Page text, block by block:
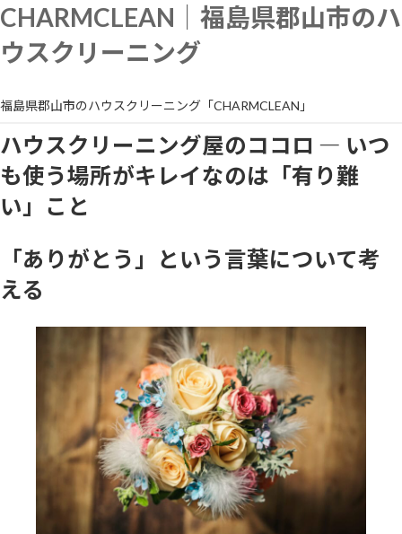
内
容
を
ス
ッ
プ
CHARMCLEAN｜福島県郡山市のハ
ウスクリーニング
福島県郡山市のハウスクリーニング「CHARMCLEAN」
ハウスクリーニング屋のココロ ― いつ
も使う場所がキレイなのは「有り難
い」こと
「ありがとう」という言葉について考
える